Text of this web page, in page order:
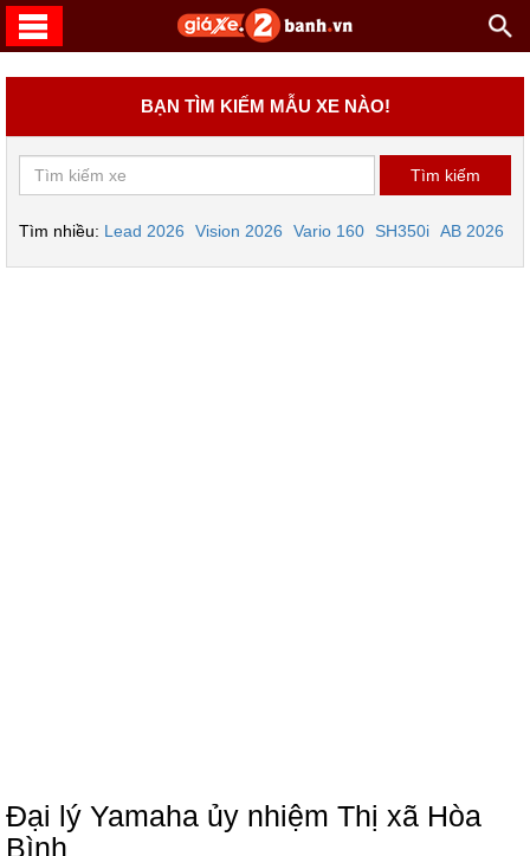
BẠN TÌM KIẾM MẪU XE NÀO!
Tìm nhiều: Lead 2026 Vision 2026 Vario 160 SH350i AB 2026
Đại lý Yamaha ủy nhiệm Thị xã Hòa
Bình